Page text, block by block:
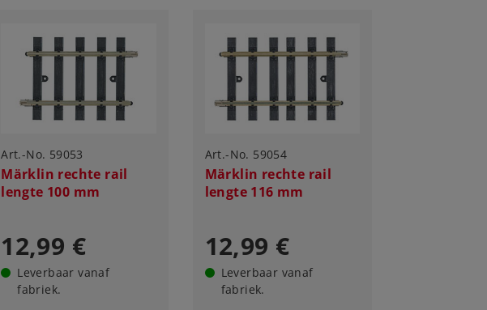
Art.-No. 59053
Märklin rechte rail
lengte 100 mm
12,99 €
Leverbaar vanaf
fabriek.
Art.-No. 59054
Märklin rechte rail
lengte 116 mm
12,99 €
Leverbaar vanaf
fabriek.